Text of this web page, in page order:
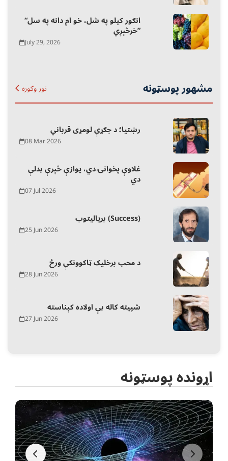
“انګور کیلو په شل، خو ام دانه په سل
خرڅېږي”
July 29, 2026
مشهور پوسټونه نور وګوره
رښتیا؛ د جګړې لومړی قرباني
08 Mar 2026
غلاوې پخوانۍ دي، یوازې څېرې بدلې
دي
07 Jul 2026
بریالیتوب (Success)
25 Jun 2026
د محب برخلیک ټاکوونکې ورځ
28 Jun 2026
شپیته کاله بې اولاده کېناسته
27 Jun 2026
اړونده پوسټونه